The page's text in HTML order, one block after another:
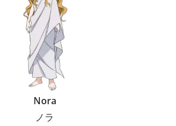
Nora
ノラ